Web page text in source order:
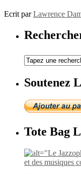
Ecrit parLawrence
Soutenez
Tote Bag